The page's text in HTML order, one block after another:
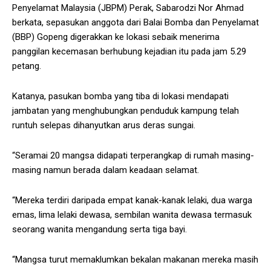
Penyelamat Malaysia (JBPM) Perak, Sabarodzi Nor Ahmad
berkata, sepasukan anggota dari Balai Bomba dan Penyelamat
(BBP) Gopeng digerakkan ke lokasi sebaik menerima
panggilan kecemasan berhubung kejadian itu pada jam 5.29
petang.
Katanya, pasukan bomba yang tiba di lokasi mendapati
jambatan yang menghubungkan penduduk kampung telah
runtuh selepas dihanyutkan arus deras sungai.
“Seramai 20 mangsa didapati terperangkap di rumah masing-
masing namun berada dalam keadaan selamat.
“Mereka terdiri daripada empat kanak-kanak lelaki, dua warga
emas, lima lelaki dewasa, sembilan wanita dewasa termasuk
seorang wanita mengandung serta tiga bayi.
“Mangsa turut memaklumkan bekalan makanan mereka masih